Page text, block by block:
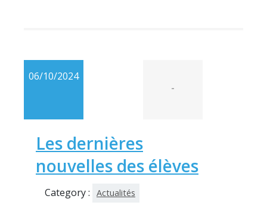
06/10/2024
-
Les dernières
nouvelles des élèves
Category : Actualités